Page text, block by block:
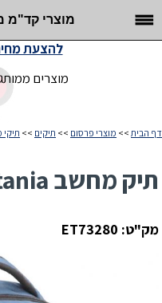
מוצרי קד"מ
מוצרים
להצעת
דף הבית >> מוצרי פרסום >> תיקים >>
תיק מחשב Marco Polo Catania
מק"ט: ET73280